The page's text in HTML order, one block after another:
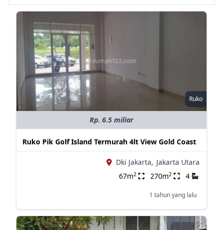
Ruko
Rp. 6.5 miliar
Ruko Pik Golf Island Termurah 4lt View Gold Coast
Dki Jakarta, Jakarta Utara
67m2 270m2 4
1 tahun yang lalu